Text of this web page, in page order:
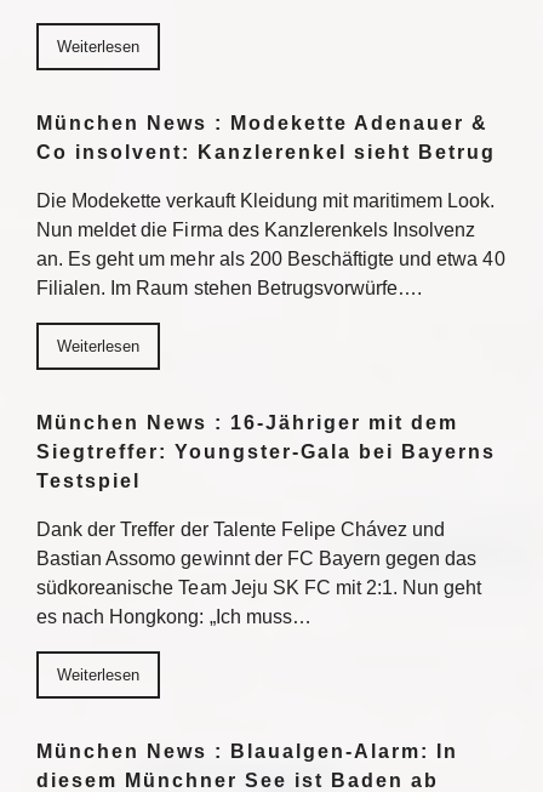
Weiterlesen
München News : Modekette Adenauer &
Co insolvent: Kanzlerenkel sieht Betrug
Die Modekette verkauft Kleidung mit maritimem Look.
Nun meldet die Firma des Kanzlerenkels Insolvenz
an. Es geht um mehr als 200 Beschäftigte und etwa 40
Filialen. Im Raum stehen Betrugsvorwürfe….
Weiterlesen
München News : 16-Jähriger mit dem
Siegtreffer: Youngster-Gala bei Bayerns
Testspiel
Dank der Treffer der Talente Felipe Chávez und
Bastian Assomo gewinnt der FC Bayern gegen das
südkoreanische Team Jeju SK FC mit 2:1. Nun geht
es nach Hongkong: „Ich muss…
Weiterlesen
München News : Blaualgen-Alarm: In
diesem Münchner See ist Baden ab